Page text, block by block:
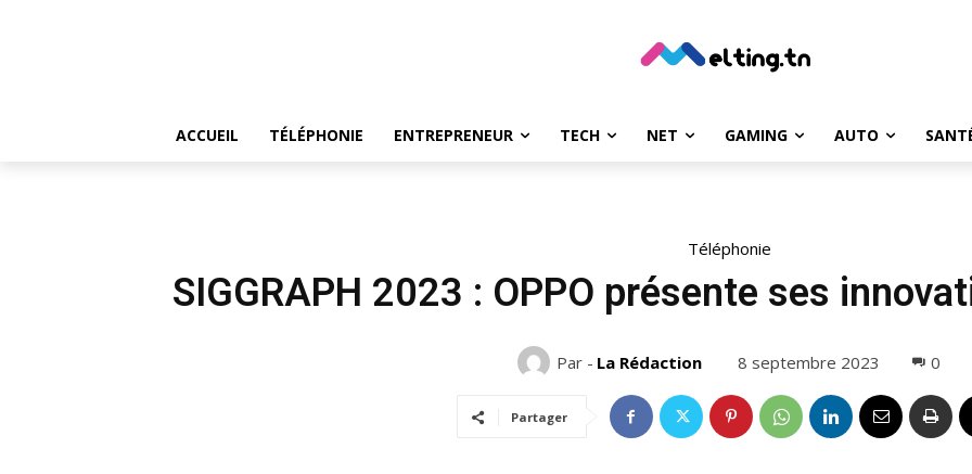
ACCUEIL TÉLÉPHONIE ENTREPRENEUR TECH NET GAMING AUTO
Téléphonie
SIGGRAPH 2023 : OPPO présente ses
Par - La Rédaction 8 septembre 2023 0
Partager